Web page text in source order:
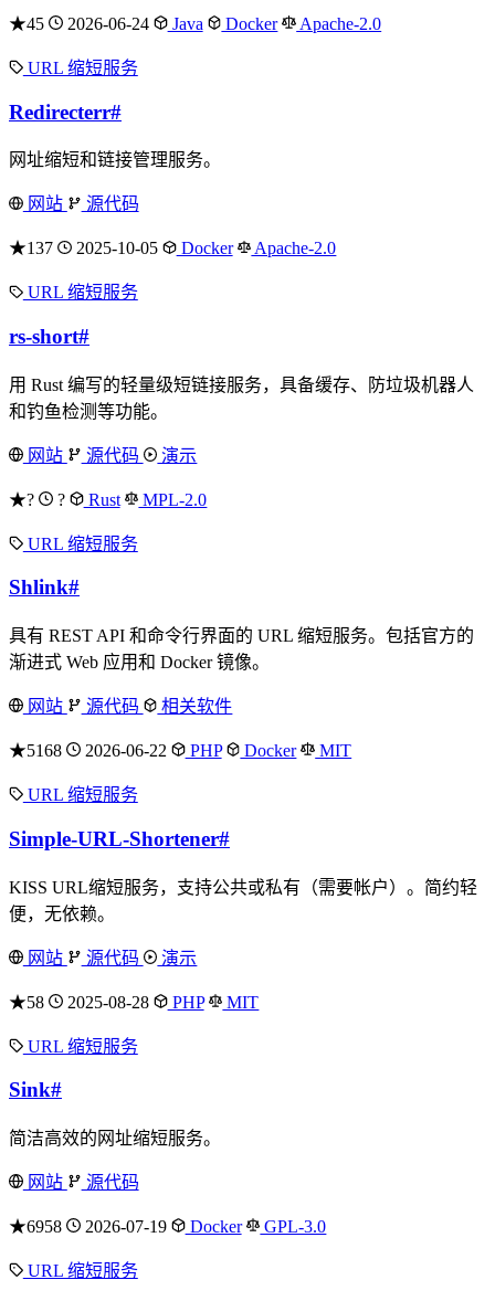
★45 2026-06-24 Java Docker Apache-2.0
URL 缩短服务
Redirecterr#
网址缩短和链接管理服务。
网站 源代码
★137 2025-10-05 Docker Apache-2.0
URL 缩短服务
rs-short#
用 Rust 编写的轻量级短链接服务，具备缓存、防垃圾机器人
和钓鱼检测等功能。
网站 源代码 演示
★? ? Rust MPL-2.0
URL 缩短服务
Shlink#
具有 REST API 和命令行界面的 URL 缩短服务。包括官方的
渐进式 Web 应用和 Docker 镜像。
网站 源代码 相关软件
★5168 2026-06-22 PHP Docker MIT
URL 缩短服务
Simple-URL-Shortener#
KISS URL缩短服务，支持公共或私有（需要帐户）。简约轻
便，无依赖。
网站 源代码 演示
★58 2025-08-28 PHP MIT
URL 缩短服务
Sink#
简洁高效的网址缩短服务。
网站 源代码
★6958 2026-07-19 Docker GPL-3.0
URL 缩短服务